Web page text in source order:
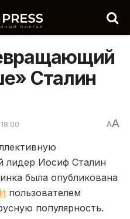
Сталин
AA
лидер Иосиф Сталин
была опубликована
пользователем
популярность.